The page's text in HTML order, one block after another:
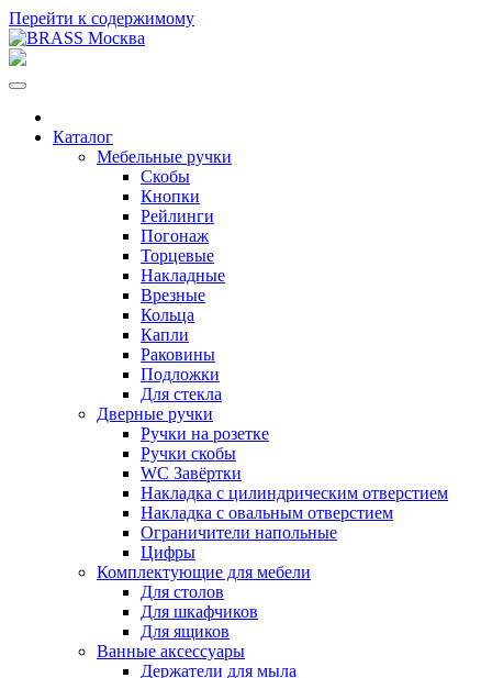
Перейти к содержимому
Каталог
Мебельные ручки
Скобы
Кнопки
Рейлинги
Погонаж
Торцевые
Накладные
Врезные
Кольца
Капли
Раковины
Подложки
Для стекла
Дверные ручки
Ручки на розетке
Ручки скобы
WC Завёртки
Накладка с цилиндрическим отверстием
Накладка с овальным отверстием
Ограничители напольные
Цифры
Комплектующие для мебели
Для столов
Для шкафчиков
Для ящиков
Ванные аксессуары
Держатели для мыла